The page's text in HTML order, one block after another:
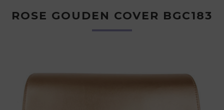
ROSE GOUDEN COVER BGC183